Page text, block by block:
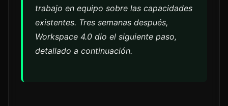
trabajo en equipo sobre las capacidades
existentes. Tres semanas después,
Workspace 4.0 dio el siguiente paso,
detallado a continuación.